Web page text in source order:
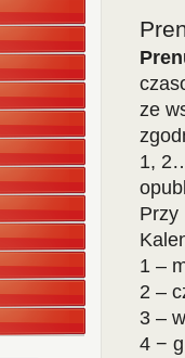
ze
1,
Przy
1 –
2 –
3 –
4 −